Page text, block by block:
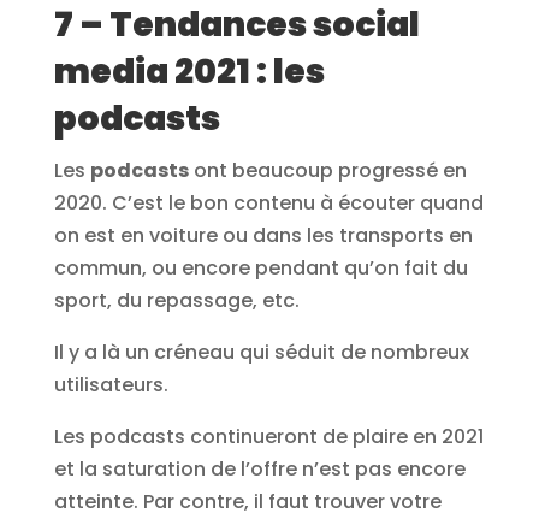
7 – Tendances social
media 2021 : les
podcasts
Les podcastsont beaucoup progressé en
2020. C’est le bon contenu à écouter quand
on est en voiture ou dans les transports en
commun, ou encore pendant qu’on fait du
sport, du repassage, etc.
Il y a là un créneau qui séduit de nombreux
utilisateurs.
Les podcasts continueront de plaire en 2021
et la saturation de l’offre n’est pas encore
atteinte. Par contre, il faut trouver votre